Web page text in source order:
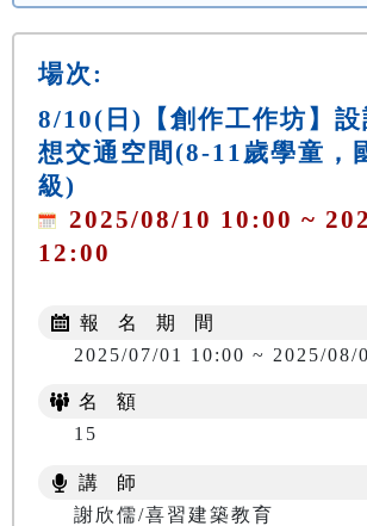
場次:
8/10(日)【創作工作坊】設
想交通空間(8-11歲學童，
級)
2025/08/10 10:00 ~
12:00
報 名 期 間
2025/07/01 10:00 ~ 2025/08/
名 額
15
講 師
謝欣儒/喜習建築教育